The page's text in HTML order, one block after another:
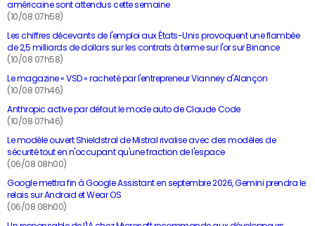
américaine sont attendus cette semaine
(10/08 07h58)
Les chiffres décevants de l'emploi aux États-Unis provoquent une flambée
de 2,5 milliards de dollars sur les contrats à terme sur l'or sur Binance
(10/08 07h58)
Le magazine « VSD » racheté par l'entrepreneur Vianney d'Alançon
(10/08 07h46)
Anthropic active par défaut le mode auto de Claude Code
(10/08 07h46)
Le modèle ouvert Shieldstral de Mistral rivalise avec des modèles de
sécurité tout en n'occupant qu'une fraction de l'espace
(06/08 08h00)
Google mettra fin à Google Assistant en septembre 2026, Gemini prendra le
relais sur Android et Wear OS
(06/08 08h00)